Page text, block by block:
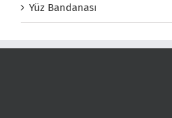
Yüz Bandanası